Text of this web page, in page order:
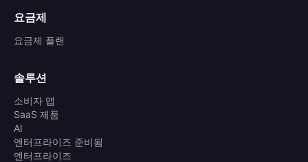
요금제
요금제 플랜
솔루션
소비자 앱
SaaS 제품
AI
엔터프라이즈 준비됨
엔터프라이즈